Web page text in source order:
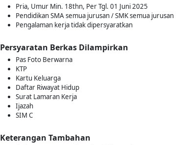
Pria, Umur Min. 18thn, Per Tgl. 01 Juni 2025
Pendidikan SMA semua jurusan / SMK semua jurusan
Pengalaman kerja tidak dipersyaratkan
Persyaratan Berkas Dilampirkan
Pas Foto Berwarna
KTP
Kartu Keluarga
Daftar Riwayat Hidup
Surat Lamaran Kerja
Ijazah
SIM C
Keterangan Tambahan